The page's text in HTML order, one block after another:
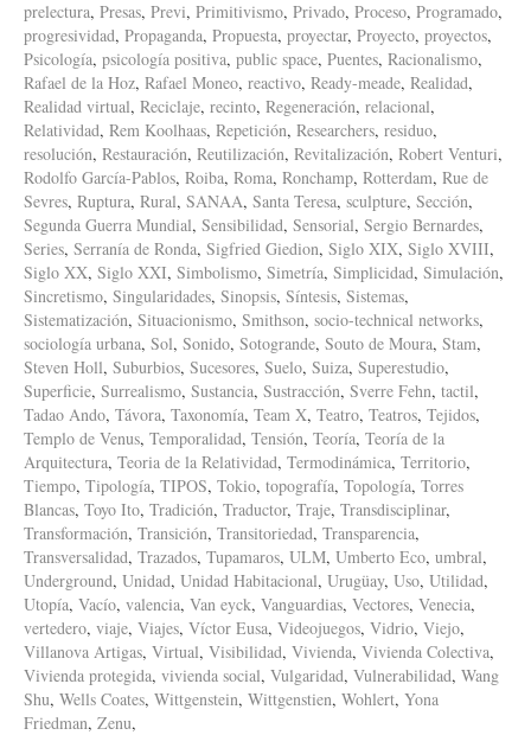
prelectura, Presas, Previ, Primitivismo, Privado, Proceso, Programado,
progresividad, Propaganda, Propuesta, proyectar, Proyecto, proyectos,
Psicología, psicología positiva, public space, Puentes, Racionalismo,
Rafael de la Hoz, Rafael Moneo, reactivo, Ready-meade, Realidad,
Realidad virtual, Reciclaje, recinto, Regeneración, relacional,
Relatividad, Rem Koolhaas, Repetición, Researchers, residuo,
resolución, Restauración, Reutilización, Revitalización, Robert Venturi,
Rodolfo García-Pablos, Roiba, Roma, Ronchamp, Rotterdam, Rue de
Sevres, Ruptura, Rural, SANAA, Santa Teresa, sculpture, Sección,
Segunda Guerra Mundial, Sensibilidad, Sensorial, Sergio Bernardes,
Series, Serranía de Ronda, Sigfried Giedion, Siglo XIX, Siglo XVIII,
Siglo XX, Siglo XXI, Simbolismo, Simetría, Simplicidad, Simulación,
Sincretismo, Singularidades, Sinopsis, Síntesis, Sistemas,
Sistematización, Situacionismo, Smithson, socio-technical networks,
sociología urbana, Sol, Sonido, Sotogrande, Souto de Moura, Stam,
Steven Holl, Suburbios, Sucesores, Suelo, Suiza, Superestudio,
Superficie, Surrealismo, Sustancia, Sustracción, Sverre Fehn, tactil,
Tadao Ando, Távora, Taxonomía, Team X, Teatro, Teatros, Tejidos,
Templo de Venus, Temporalidad, Tensión, Teoría, Teoría de la
Arquitectura, Teoria de la Relatividad, Termodinámica, Territorio,
Tiempo, Tipología, TIPOS, Tokio, topografía, Topología, Torres
Blancas, Toyo Ito, Tradición, Traductor, Traje, Transdisciplinar,
Transformación, Transición, Transitoriedad, Transparencia,
Transversalidad, Trazados, Tupamaros, ULM, Umberto Eco, umbral,
Underground, Unidad, Unidad Habitacional, Urugüay, Uso, Utilidad,
Utopía, Vacío, valencia, Van eyck, Vanguardias, Vectores, Venecia,
vertedero, viaje, Viajes, Víctor Eusa, Videojuegos, Vidrio, Viejo,
Villanova Artigas, Virtual, Visibilidad, Vivienda, Vivienda Colectiva,
Vivienda protegida, vivienda social, Vulgaridad, Vulnerabilidad, Wang
Shu, Wells Coates, Wittgenstein, Wittgenstien, Wohlert, Yona
Friedman, Zenu,